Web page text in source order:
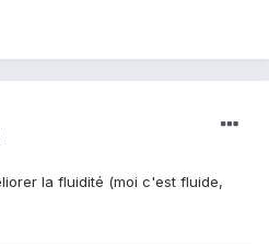
la fluidité (moi c'est fluide,